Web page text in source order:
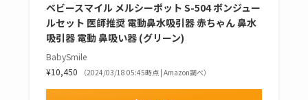
ベビースマイル メルシーポット S-504 ボンジュー
ルセット 医師推奨 電動鼻水吸引器 赤ちゃん 鼻水
吸引器 電動 鼻吸い器 (グリーン)
BabySmile
¥10,450
（2024/03/18 05:45時点 | Amazon調べ）